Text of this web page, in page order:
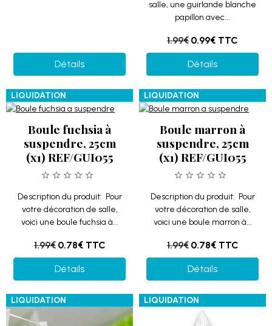
Détails
salle, une guirlande blanche
papillon avec...
1.99€ 0.99€ TTC
Détails
LIQUIDATION
Boule fuchsia à
suspendre, 25cm
(x1) REF/GUI055
Description du produit: Pour
votre décoration de salle,
voici une boule fuchsia à...
1.99€ 0.78€ TTC
Détails
LIQUIDATION
Boule marron à
suspendre, 25cm
(x1) REF/GUI055
Description du produit: Pour
votre décoration de salle,
voici une boule marron à...
1.99€ 0.78€ TTC
Détails
LIQUIDATION LIQUIDATION